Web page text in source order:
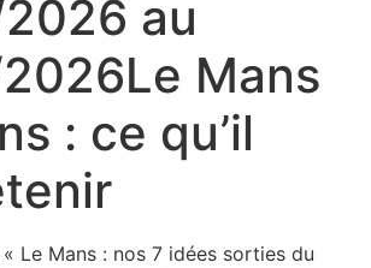
au
Mans
: ce qu’il
Le Mans : nos 7 idées sorties du